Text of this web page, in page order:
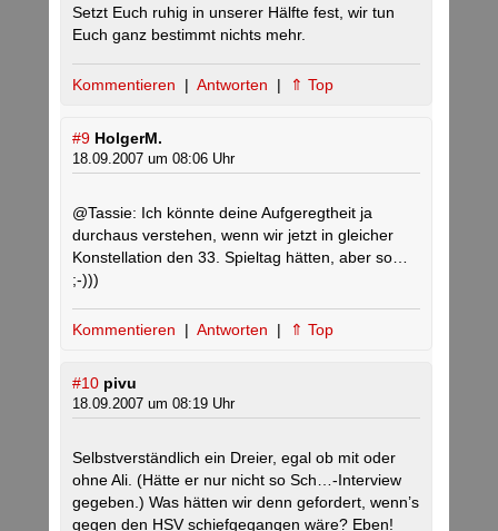
Setzt Euch ruhig in unserer Hälfte fest, wir tun
Euch ganz bestimmt nichts mehr.
Kommentieren | Antworten | ⇑ Top
#9 HolgerM.
18.09.2007 um 08:06 Uhr
@Tassie: Ich könnte deine Aufgeregtheit ja
durchaus verstehen, wenn wir jetzt in gleicher
Konstellation den 33. Spieltag hätten, aber so…
;-)))
Kommentieren | Antworten | ⇑ Top
#10 pivu
18.09.2007 um 08:19 Uhr
Selbstverständlich ein Dreier, egal ob mit oder
ohne Ali. (Hätte er nur nicht so Sch…-Interview
gegeben.) Was hätten wir denn gefordert, wenn’s
gegen den HSV schiefgegangen wäre? Eben!